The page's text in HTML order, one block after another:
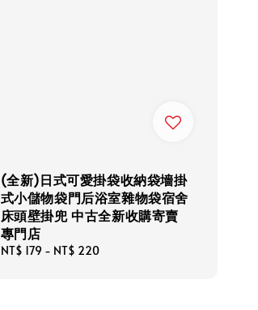
(全新)日式可愛掛袋收納袋墻掛
式小儲物袋門后浴室雜物袋宿舍
床頭壁掛兜 中古全新收購寄賣
專門店
Regular
NT$ 179 - NT$ 220